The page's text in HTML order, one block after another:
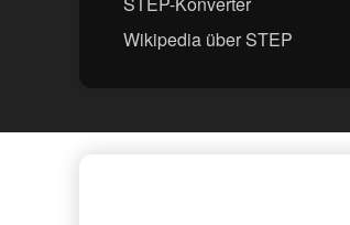
Wikipedia über STEP